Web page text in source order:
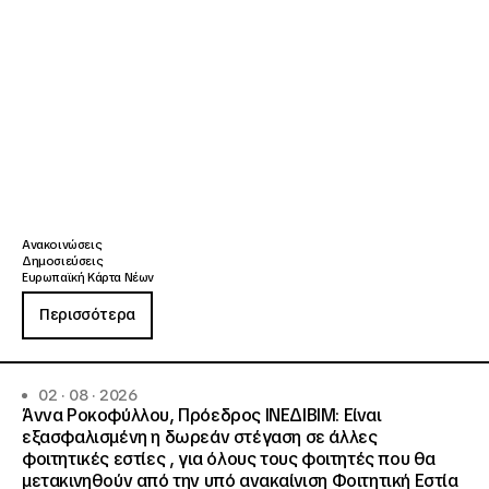
Ανακοινώσεις
Δημοσιεύσεις
Ευρωπαϊκή Κάρτα Νέων
Περισσότερα
02 · 08 · 2026
Άννα Ροκοφύλλου, Πρόεδρος ΙΝΕΔΙΒΙΜ: Είναι
εξασφαλισμένη η δωρεάν στέγαση σε άλλες
φοιτητικές εστίες , για όλους τους φοιτητές που θα
μετακινηθούν από την υπό ανακαίνιση Φοιτητική Εστία